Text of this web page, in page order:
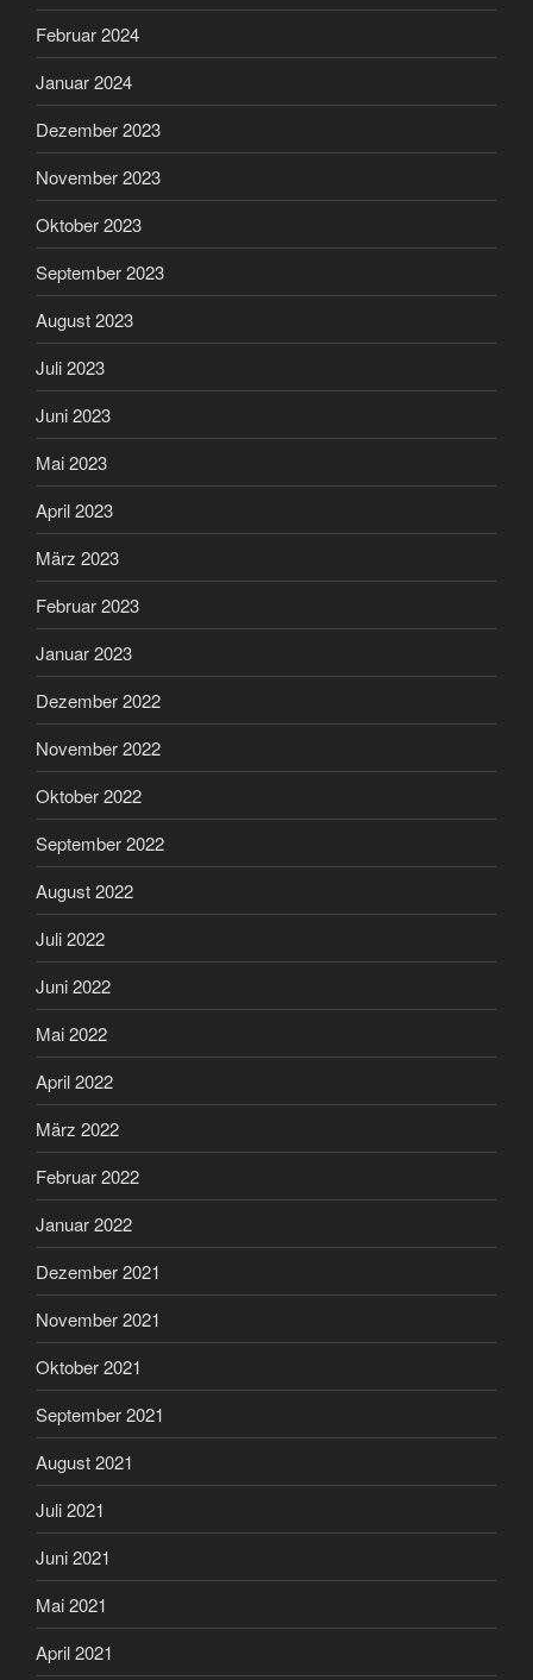
Februar 2024
Januar 2024
Dezember 2023
November 2023
Oktober 2023
September 2023
August 2023
Juli 2023
Juni 2023
Mai 2023
April 2023
März 2023
Februar 2023
Januar 2023
Dezember 2022
November 2022
Oktober 2022
September 2022
August 2022
Juli 2022
Juni 2022
Mai 2022
April 2022
März 2022
Februar 2022
Januar 2022
Dezember 2021
November 2021
Oktober 2021
September 2021
August 2021
Juli 2021
Juni 2021
Mai 2021
April 2021